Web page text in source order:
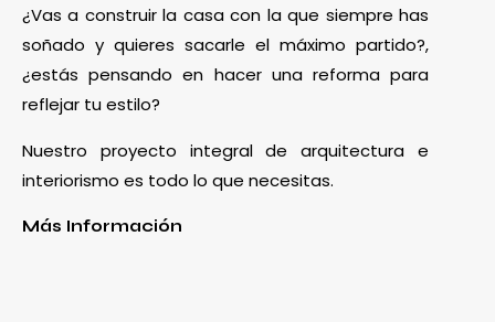
¿Vas a construir la casa con la que siempre has
soñado y quieres sacarle el máximo partido?,
¿estás pensando en hacer una reforma para
reflejar tu estilo?
Nuestro proyecto integral de arquitectura e
interiorismo es todo lo que necesitas.
Más Información